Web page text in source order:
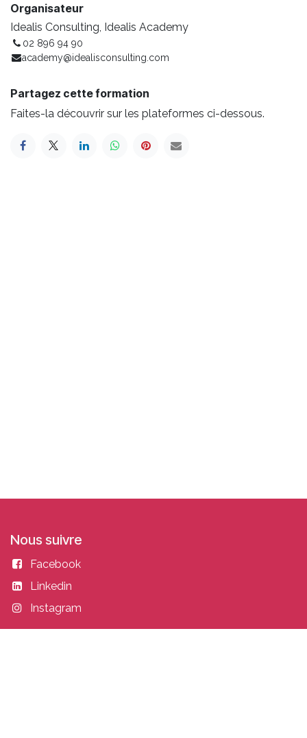
Organisateur
Idealis Consulting, Idealis Academy
02 896 94 90
academy@idealisconsulting.com
Partagez cette formation
Faites-la découvrir sur les plateformes ci-dessous.
Nous suivre
Facebook
Linkedin
Instagram